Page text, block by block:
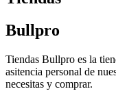
Bullpro
Tiendas Bullpro es la
asitencia personal de
necesitas y comprar.